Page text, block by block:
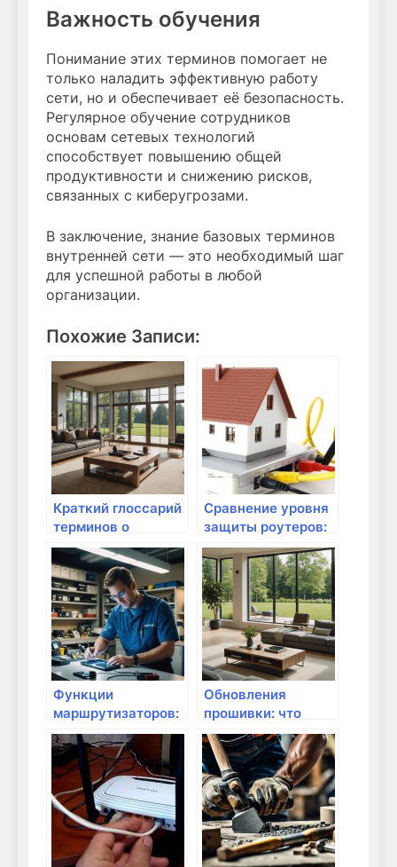
Важность обучения
Понимание этих терминов помогает не
только наладить эффективную работу
сети, но и обеспечивает её безопасность.
Регулярное обучение сотрудников
основам сетевых технологий
способствует повышению общей
продуктивности и снижению рисков,
связанных с киберугрозами.
В заключение, знание базовых терминов
внутренней сети — это необходимый шаг
для успешной работы в любой
организации.
Похожие Записи:
Краткий глоссарий
терминов о
домашнем
Интернете
Сравнение уровня
защиты роутеров:
что важно знать?
Функции
маршрутизаторов:
что полезно знать?
Обновления
прошивки: что
важно знать